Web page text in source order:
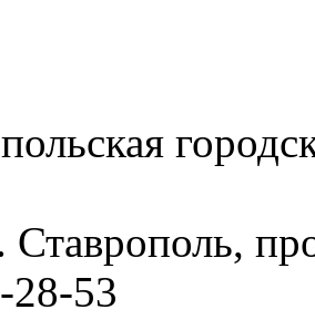
Ставрополь,
28-53